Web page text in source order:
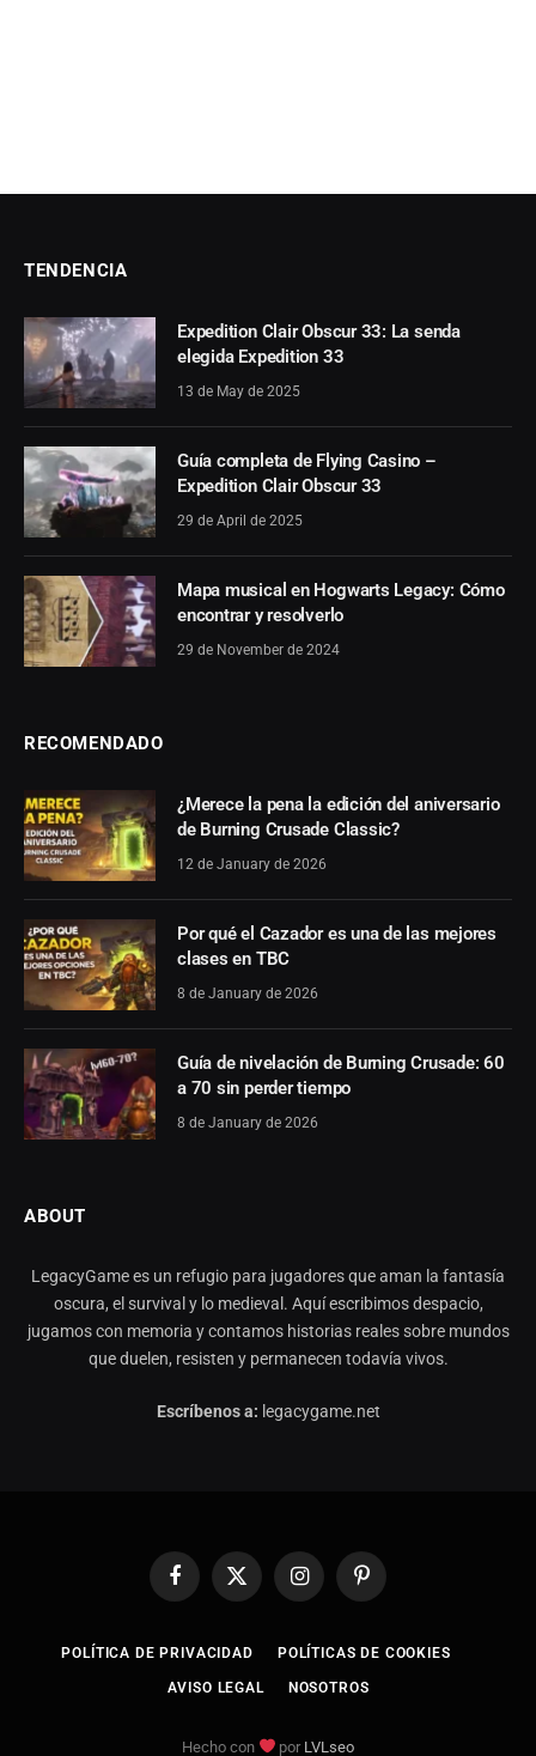
TENDENCIA
Expedition Clair Obscur 33: La senda
elegida Expedition 33
13 de May de 2025
Guía completa de Flying Casino –
Expedition Clair Obscur 33
29 de April de 2025
Mapa musical en Hogwarts Legacy: Cómo
encontrar y resolverlo
29 de November de 2024
RECOMENDADO
¿Merece la pena la edición del aniversario
de Burning Crusade Classic?
12 de January de 2026
Por qué el Cazador es una de las mejores
clases en TBC
8 de January de 2026
Guía de nivelación de Burning Crusade: 60
a 70 sin perder tiempo
8 de January de 2026
ABOUT
LegacyGame es un refugio para jugadores que aman la fantasía
oscura, el survival y lo medieval. Aquí escribimos despacio,
jugamos con memoria y contamos historias reales sobre mundos
que duelen, resisten y permanecen todavía vivos.
Escríbenos a: legacygame.net
FacebookX
InstagramPinterest
POLÍTICA DE PRIVACIDAD POLÍTICAS DE COOKIES
AVISO LEGAL NOSOTROS
Hecho con por LVLseo